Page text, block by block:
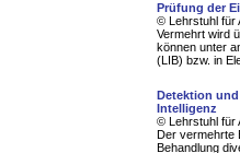
Prüfung der
© Lehrstuhl für
Vermehrt wird
können unter
(LIB) bzw. in
Detektion
Intelligenz
© Lehrstuhl für
Der vermehrte
Behandlung